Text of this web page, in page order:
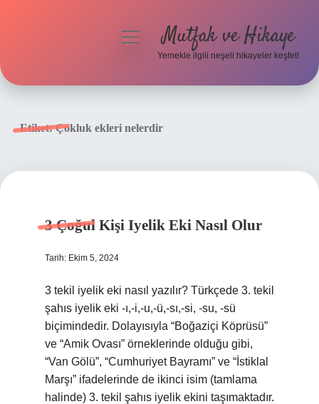
menüyüMutfak ve Hikaye
Yemekle ilgili neşeli hikayeler keşfet!
Etiket:Çokluk ekleri nelerdir
3 Çoğul Kişi Iyelik Eki Nasıl Olur
Tarih: Ekim 5, 2024
3 tekil iyelik eki nasıl yazılır? Türkçede 3. tekil
şahıs iyelik eki -ı,-i,-u,-ü,-sı,-si, -su, -sü
biçimindedir. Dolayısıyla “Boğaziçi Köprüsü”
ve “Amik Ovası” örneklerinde olduğu gibi,
“Van Gölü”, “Cumhuriyet Bayramı” ve “İstiklal
Marşı” ifadelerinde de ikinci isim (tamlama
halinde) 3. tekil şahıs iyelik ekini taşımaktadır.